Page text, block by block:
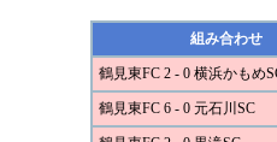
組み合わせ
鶴見東FC 2 - 0 横浜かもめ
鶴見東FC 6 - 0 元石川SC